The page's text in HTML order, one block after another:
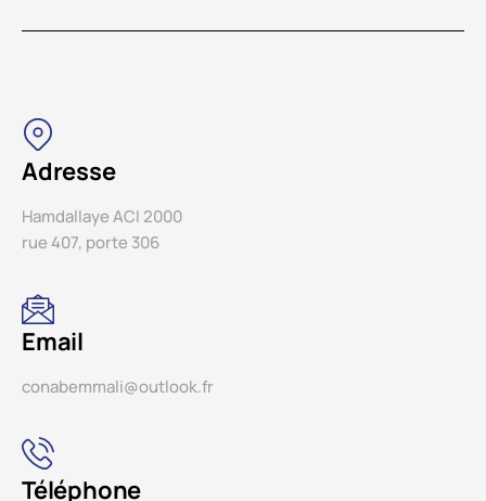
Adresse
Hamdallaye ACI 2000
rue 407, porte 306
Email
conabemmali@outlook.fr
Téléphone